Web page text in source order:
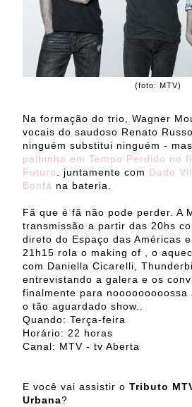
(foto: MTV)
Na formação do trio, Wagner
vocais do saudoso Renato
ninguém substitui ninguém -
palhinha em Tempo Perdido no
Futuro. juntamente com Dado
Bonfá na bateria.
Fã que é fã não pode perder. A
transmissão a partir das 20hs
direto do Espaço das Américas
21h15 rola o making of , o
com Daniella Cicarelli,
entrevistando a galera e os
finalmente para
o tão aguardado show..
Quando: Terça-feira
Horário: 22 horas
Canal: MTV - tv Aberta
E você vai assistir o Tributo
Urbana?